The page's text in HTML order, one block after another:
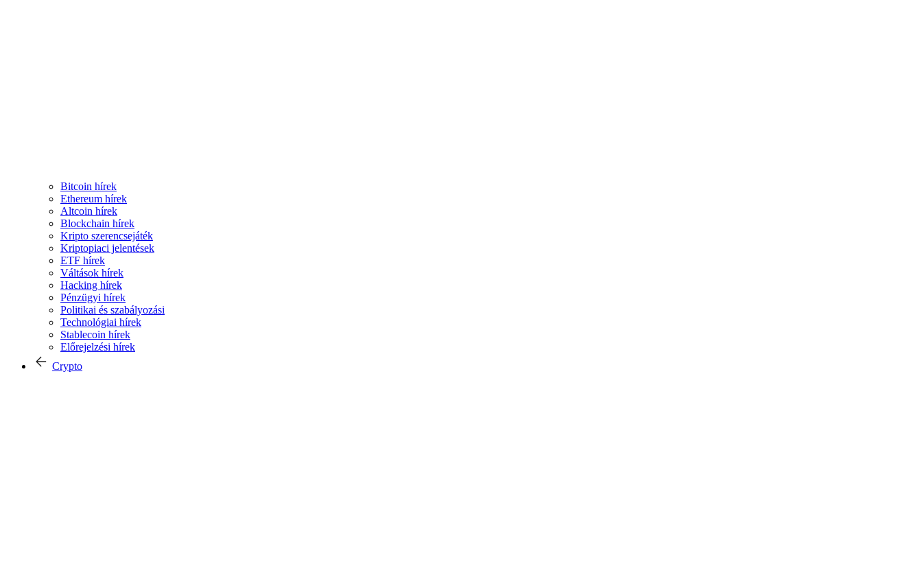
Bitcoin hírek
Ethereum hírek
Altcoin hírek
Blockchain hírek
Kripto szerencsejáték
Kriptopiaci jelentések
ETF hírek
Váltások hírek
Hacking hírek
Pénzügyi hírek
Politikai és szabályozási
Technológiai hírek
Stablecoin hírek
Előrejelzési hírek
Crypto